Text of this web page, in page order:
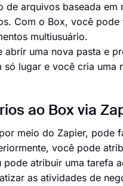
arquivos baseada
Com o Box, você
multiusuário.
uma nova pasta e
lugar e você cria uma
ao Box via
meio do Zapier, pode
você pode
atribuir uma tarefa
as atividades de